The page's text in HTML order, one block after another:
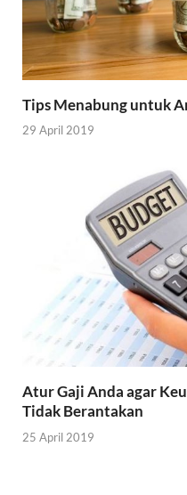
Tips Menabung untuk
29 April 2019
Atur Gaji Anda agar
Tidak Berantakan
25 April 2019